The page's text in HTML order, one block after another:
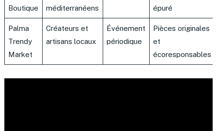
Boutique
méditerranéens
épuré
Palma
Trendy
Market
Créateurs et
artisans locaux
Événement
périodique
Pièces originales
et
écoresponsables